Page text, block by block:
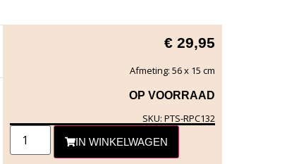
€ 29,95
Afmeting: 56 x 15 cm
OP VOORRAAD
SKU: PTS-RPC132
IN WINKELWAGEN